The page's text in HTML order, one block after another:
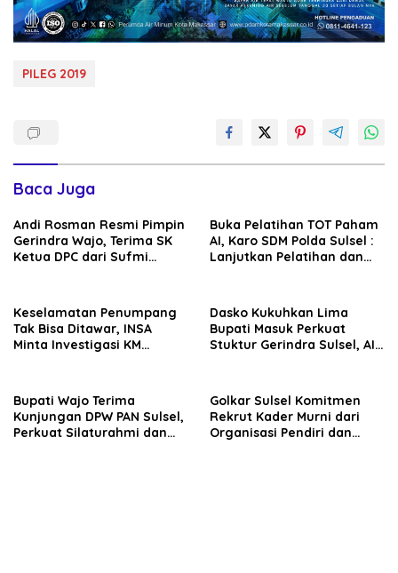
PILEG 2019
Baca Juga
Andi Rosman Resmi Pimpin
Gerindra Wajo, Terima SK
Ketua DPC dari Sufmi
Buka Pelatihan TOT Paham
AI, Karo SDM Polda Sulsel :
Lanjutkan Pelatihan dan
Keselamatan Penumpang
Tak Bisa Ditawar, INSA
Minta Investigasi KM
Dasko Kukuhkan Lima
Bupati Masuk Perkuat
Stuktur Gerindra Sulsel, AIA
Bupati Wajo Terima
Kunjungan DPW PAN Sulsel,
Perkuat Silaturahmi dan
Golkar Sulsel Komitmen
Rekrut Kader Murni dari
Organisasi Pendiri dan